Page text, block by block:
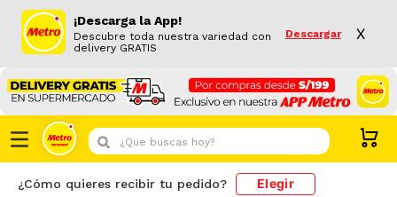
¡Descarga la App!
Descubre toda nuestra variedad con
delivery GRATIS
Descargar X
¿Que buscas hoy?
¿Cómo quieres recibir tu pedido? Elegir